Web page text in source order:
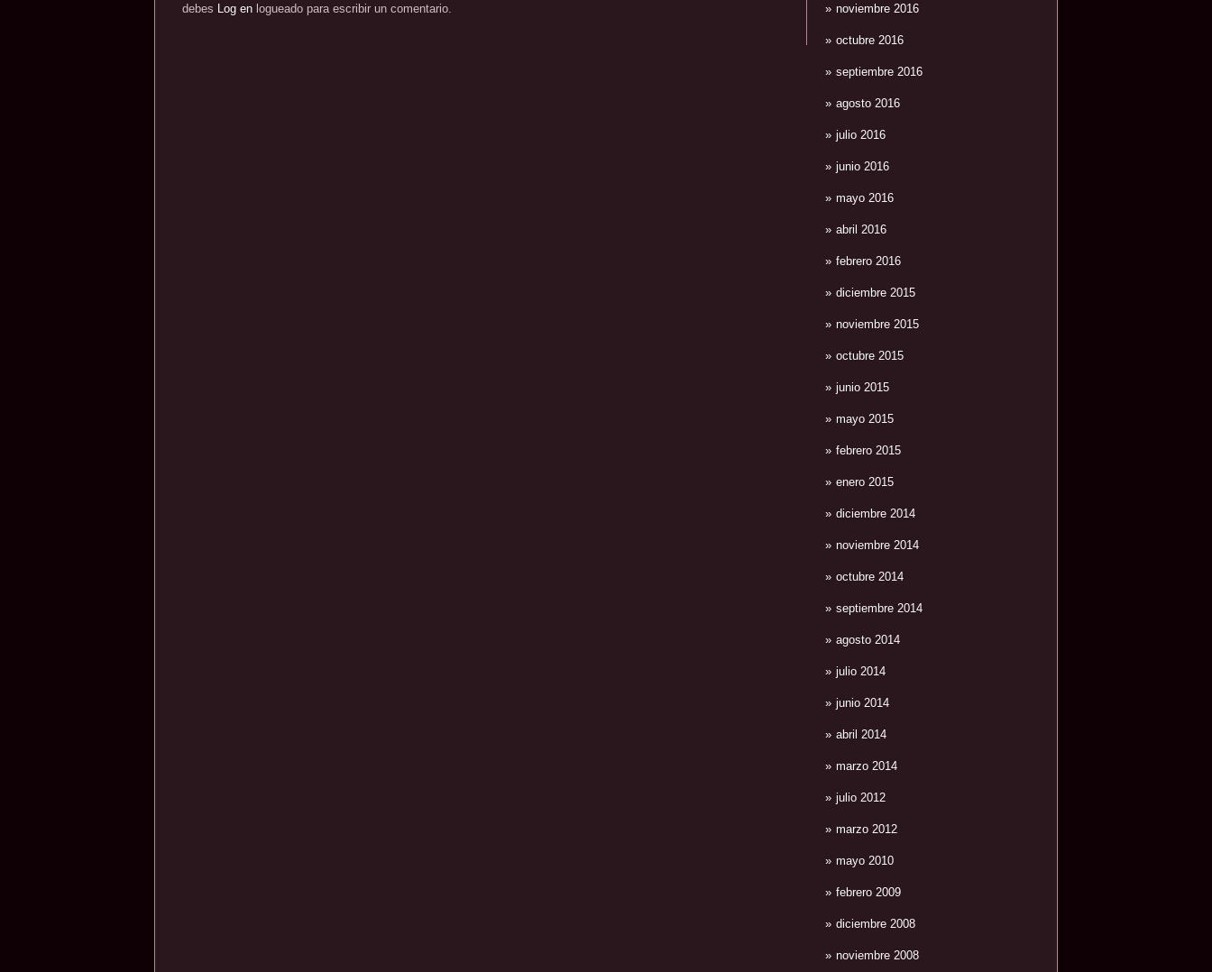
noviembre 2016
octubre 2016
septiembre 2016
agosto 2016
julio 2016
junio 2016
mayo 2016
abril 2016
febrero 2016
diciembre 2015
noviembre 2015
octubre 2015
junio 2015
mayo 2015
febrero 2015
enero 2015
diciembre 2014
noviembre 2014
octubre 2014
septiembre 2014
agosto 2014
julio 2014
junio 2014
abril 2014
marzo 2014
julio 2012
marzo 2012
mayo 2010
febrero 2009
diciembre 2008
noviembre 2008
debes Log en logueado para escribir un comentario.